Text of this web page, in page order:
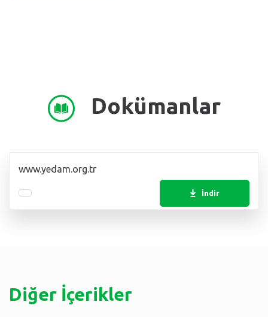
Dokümanlar
www.yedam.org.tr
İndir
Diğer İçerikler